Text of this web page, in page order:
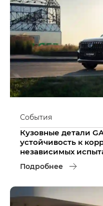
События
Кузовные детали
устойчивость к
независимых
Подробнее